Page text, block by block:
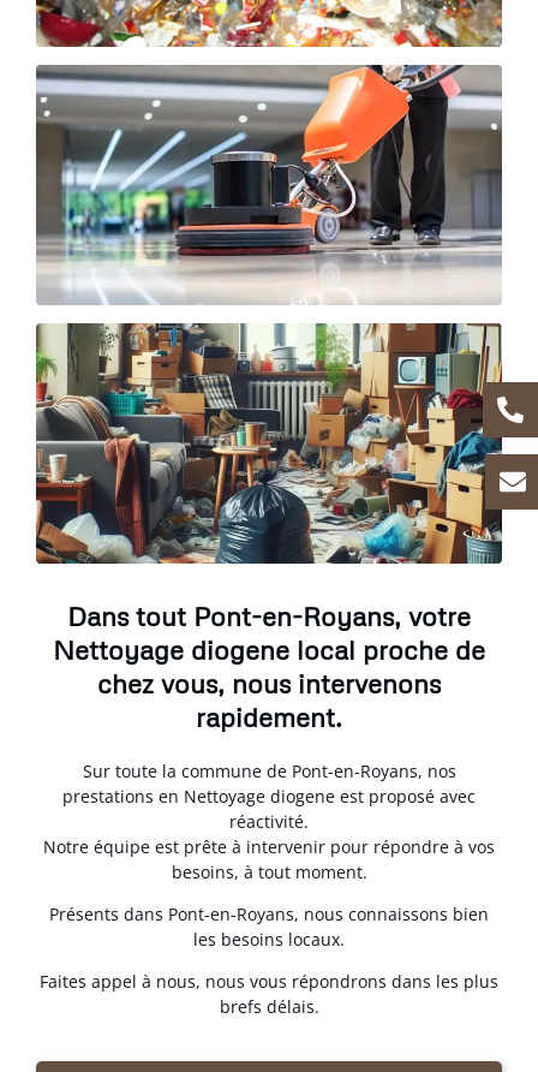
Dans tout Pont-en-Royans, votre
Nettoyage diogene local proche de
chez vous, nous intervenons
rapidement.
Sur toute la commune de Pont-en-Royans, nos
prestations en Nettoyage diogene est proposé avec
réactivité.
Notre équipe est prête à intervenir pour répondre à vos
besoins, à tout moment.
Présents dans Pont-en-Royans, nous connaissons bien
les besoins locaux.
Faites appel à nous, nous vous répondrons dans les plus
brefs délais.